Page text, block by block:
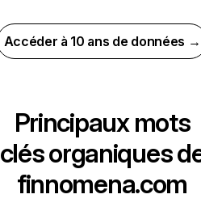
Accéder à 10 ans de données →
Principaux mots
clés organiques
finnomena.com